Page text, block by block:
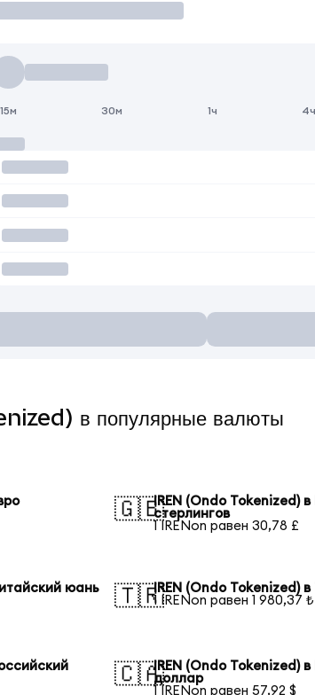
15м 30м 1ч 4ч
в популярные валюты
🇬🇧IREN (Ondo Tokenized)
стерлингов
1 IRENon равен 30,78 £
юань
🇹🇷IREN (Ondo Tokenized)
1 IRENon равен 1 980,37 ₺
🇨🇦IREN (Ondo Tokenized)
доллар
1 IRENon равен 57,92 $